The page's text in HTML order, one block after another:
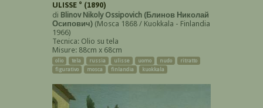
ULISSE ° (1890)
di Blinov Nikoly Ossipovich (Блинов Николай
Осипович) (Mosca 1868 / Kuokkala - Finlandia
1966)
Tecnica: Olio su tela
Misure: 88cm x 68cm
olio tela russia ulisse uomo nudo
ritratto
figurativo
mosca finlandia kuokkala